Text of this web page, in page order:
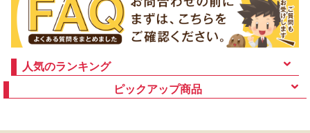
人気のランキング
ピックアップ商品